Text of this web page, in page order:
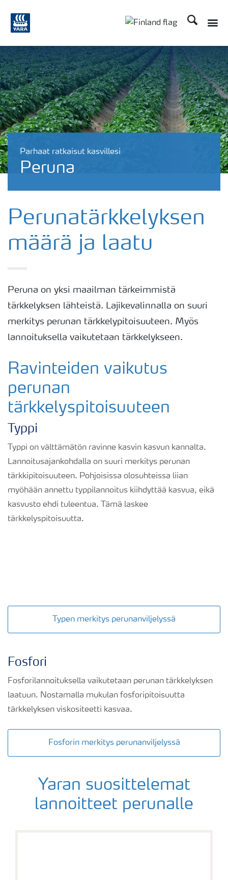
Etsi
Parhaat ratkaisut kasvillesi
Peruna
Perunatärkkelyksen
määrä ja laatu
Peruna on yksi maailman tärkeimmistä
tärkkelyksen lähteistä. Lajikevalinnalla on suuri
merkitys perunan tärkkelypitoisuuteen. Myös
lannoituksella vaikutetaan tärkkelykseen.
Ravinteiden vaikutus
perunan
tärkkelyspitoisuuteen
Typpi
Typpi on välttämätön ravinne kasvin kasvun kannalta.
Lannoitusajankohdalla on suuri merkitys perunan
tärkkipitoisuuteen. Pohjoisissa olosuhteissa liian
myöhään annettu typpilannoitus kiihdyttää kasvua, eikä
kasvusto ehdi tuleentua. Tämä laskee
tärkkelyspitoisuutta.
Typen merkitys perunanviljelyssä
Fosfori
Fosforilannoituksella vaikutetaan perunan tärkkelyksen
laatuun. Nostamalla mukulan fosforipitoisuutta
tärkkelyksen viskositeetti kasvaa.
Fosforin merkitys perunanviljelyssä
Yaran suosittelemat
lannoitteet perunalle